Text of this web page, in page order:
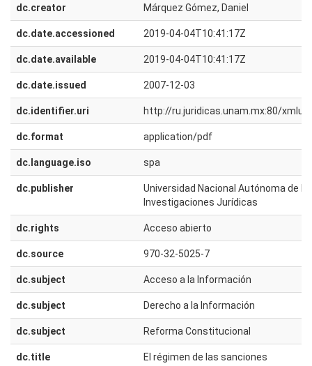
dc.creator Márquez Gómez, Daniel
dc.date.accessioned 2019-04-04T10:41:17Z
dc.date.available 2019-04-04T10:41:17Z
dc.date.issued 2007-12-03
dc.identifier.uri http://ru.juridicas.unam.mx:80/
dc.format application/pdf
dc.language.iso spa
dc.publisher
Universidad Nacional Autónoma de
Investigaciones Jurídicas
dc.rights Acceso abierto
dc.source 970-32-5025-7
dc.subject Acceso a la Información
dc.subject Derecho a la Información
dc.subject Reforma Constitucional
dc.title El régimen de las sanciones